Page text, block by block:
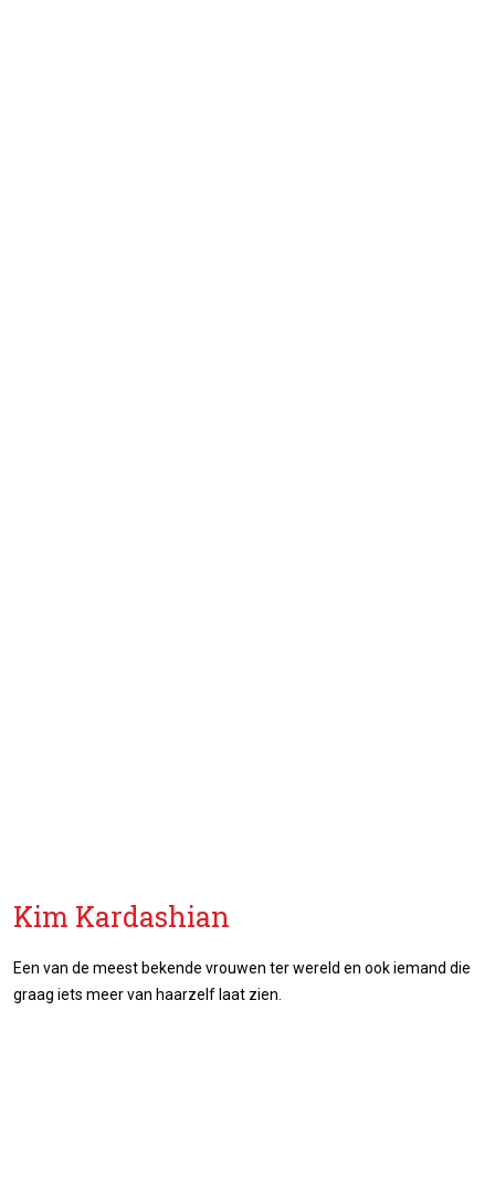
Kim Kardashian
Een van de meest bekende vrouwen ter wereld en ook iemand die
graag iets meer van haarzelf laat zien.